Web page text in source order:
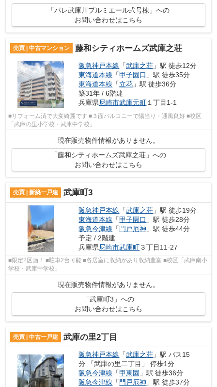
「パレ武庫川プルミエール弐号棟」への
お問い合わせはこちら
売買 | 中古マンション 藤和シティホームズ武庫之荘
阪急神戸本線 「武庫之荘 」駅 徒歩12分
東海道本線 「甲子園口 」駅 徒歩35分
東海道本線 「立花 」駅 徒歩36分
築31年 / 6階建
兵庫県尼崎市武庫元町 １丁目1-1
■リフォーム済で大変綺麗です ■３面バルコニーで陽当り・通風良好 ■校区
「武庫の里小学校・武庫中学校」
現在販売物件情報がありません。
「藤和シティホームズ武庫之荘」への
お問い合わせはこちら
売買 | 新築一戸建 武庫町3
阪急神戸本線 「武庫之荘 」駅 徒歩19分
東海道本線 「甲子園口 」駅 徒歩28分
阪急今津線 「 門戸厄神 」駅 徒歩44分
予定 / 2階建
兵庫県尼崎市武庫町３丁目11-27
■限定2区画！ ■駐車2台可能 ■各居室に収納があり収納豊富 ■校区「武庫南小
学校・武庫中学校」
現在販売物件情報がありません。
「武庫町3」への
お問い合わせはこちら
売買 | 中古一戸建 武庫の里2丁目
阪急神戸本線 「武庫之荘 」駅 バス15
分 「武庫の里二丁目」 停歩1分
阪急今津線 「甲東園 」駅 徒歩36分
阪急今津線 「 門戸厄神 」駅 徒歩37分